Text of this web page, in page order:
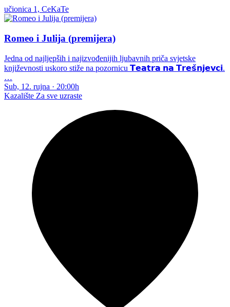
učionica 1, CeKaTe
Romeo i Julija (premijera)
Jedna od najljepših i najizvođenijih ljubavnih priča svjetske
književnosti uskoro stiže na pozornicu 𝗧𝗲𝗮𝘁𝗿𝗮 𝗻𝗮 𝗧𝗿𝗲𝘀̌𝗻𝗷𝗲𝘃𝗰𝗶.
…
Sub, 12. rujna · 20:00h
Kazalište Za sve uzraste